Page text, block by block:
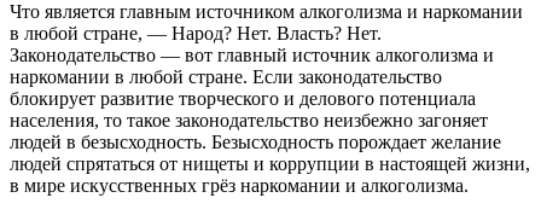
Что является главным источником алкоголизма и наркомании
в любой стране, — Народ? Нет. Власть? Нет.
Законодательство — вот главный источник алкоголизма и
наркомании в любой стране. Если законодательство
блокирует развитие творческого и делового потенциала
населения, то такое законодательство неизбежно загоняет
людей в безысходность. Безысходность порождает желание
людей спрятаться от нищеты и коррупции в настоящей жизни,
в мире искусственных грёз наркомании и алкоголизма.